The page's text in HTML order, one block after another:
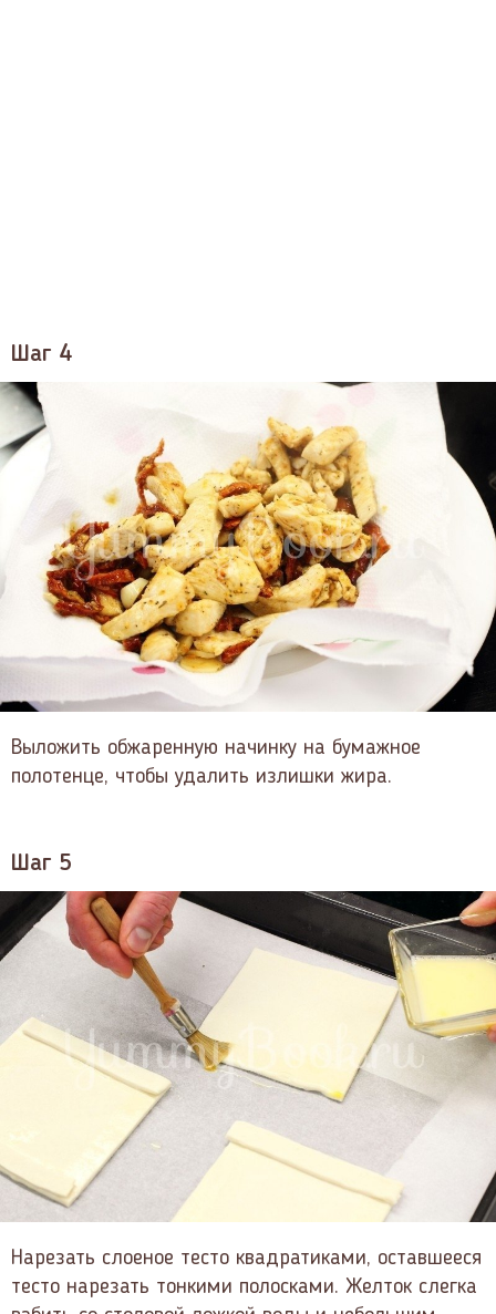
Шаг 4
Выложить обжаренную начинку на бумажное
полотенце, чтобы удалить излишки жира.
Шаг 5
Нарезать слоеное тесто квадратиками, оставшееся
тесто нарезать тонкими полосками. Желток слегка